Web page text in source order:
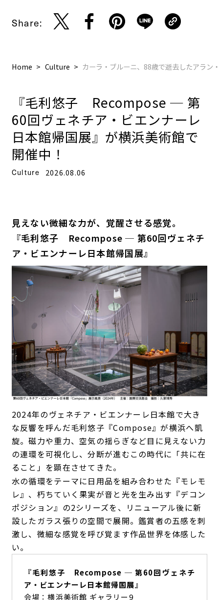
Share:
Home Culture カーラ・ブルーニ、88歳で逝去したアラン
『毛利悠子 Recompose ─ 第
60回ヴェネチア・ビエンナーレ
日本館帰国展』が横浜美術館で
開催中！
Culture 2026.08.06
見えない微細な力が、覚醒させる感覚。
『毛利悠子 Recompose ─ 第60回ヴェネチ
ア・ビエンナーレ日本館帰国展』
2024年のヴェネチア・ビエンナーレ日本館で大き
な反響を呼んだ毛利悠子『Compose』が横浜へ凱
旋。磁力や重力、空気の揺らぎなど目に見えない力
の連環を可視化し、分断が進むこの時代に「共に在
ること」を顕在させてきた。
水の循環をテーマに日用品を組み合わせた『モレモ
レ』、朽ちていく果実が音と光を生み出す『デコン
ポジション』の2シリーズを、リニューアル後に新
設したガラス張りの空間で展開。鑑賞者の五感を刺
激し、微細な感覚を呼び覚ます作品世界を体感した
い。
『毛利悠子 Recompose ─ 第60回ヴェネチ
ア・ビエンナーレ日本館帰国展』
会場：横浜美術館 ギャラリー9